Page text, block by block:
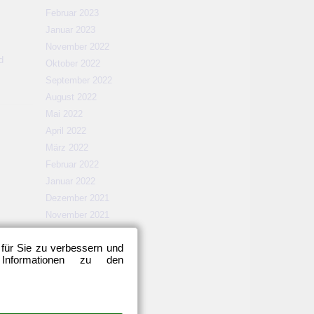
Februar 2023
Januar 2023
November 2022
Oktober 2022
September 2022
August 2022
Mai 2022
April 2022
März 2022
Februar 2022
Januar 2022
Dezember 2021
November 2021
September 2021
August 2021
Sie zu verbessern und
zu den